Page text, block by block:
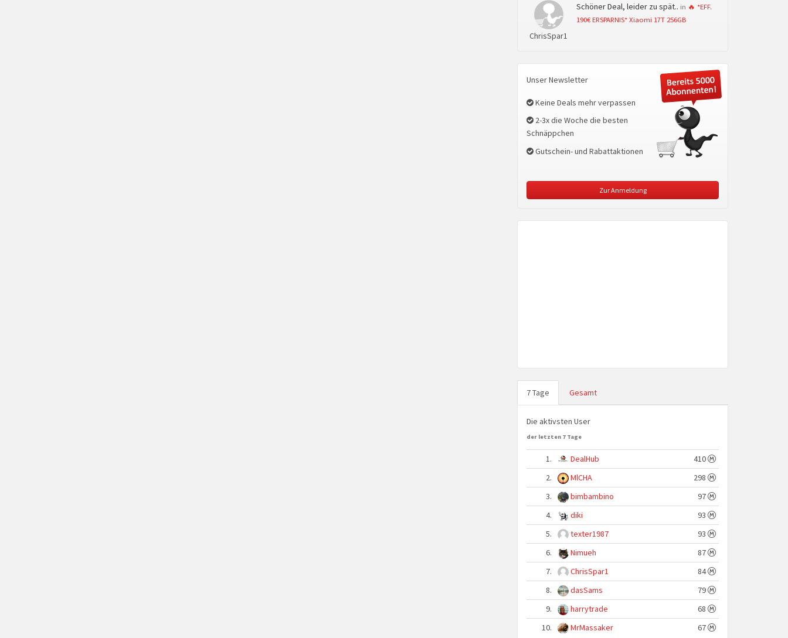
ChrisSpar1
Schöner Deal, leider zu spät.. in 🔥 *EFF.
190€ ERSPARNIS* Xiaomi 17T 256GB
Unser Newsletter
Keine Deals mehr verpassen
2-3x die Woche die besten
Schnäppchen
Gutschein- und Rabattaktionen
Zur Anmeldung
7 Tage Gesamt
Die aktivsten User
der letzten 7 Tage
1. DealHub
410
2.
MlCHA
298
3.
bimbambino
97
4.
diki
93
5.
texter1987
93
6.
Nimueh
87
7.
ChrisSpar1
84
8.
dasSams
79
9.
harrytrade
68
10.
MrMassaker 67